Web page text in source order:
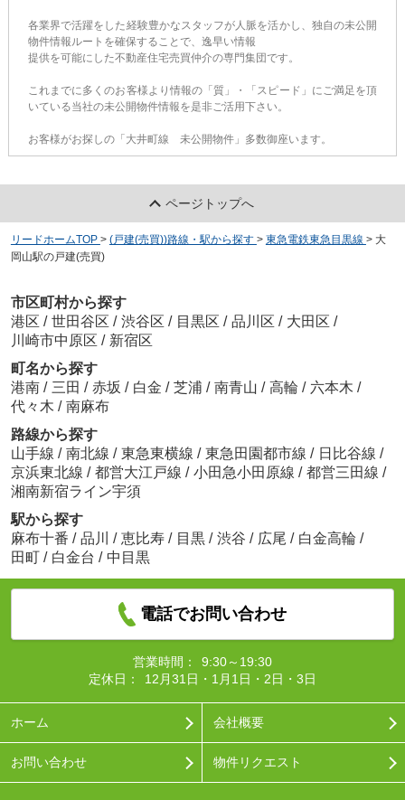
各業界で活躍をした経験豊かなスタッフが人脈を活かし、独自の未公開
物件情報ルートを確保することで、逸早い情報
提供を可能にした不動産住宅売買仲介の専門集団です。
これまでに多くのお客様より情報の「質」・「スピード」にご満足を頂
いている当社の未公開物件情報を是非ご活用下さい。
お客様がお探しの「大井町線 未公開物件」多数御座います。
ページトップへ
リードホームTOP > (戸建(売買))路線・駅から探す > 東急電鉄東急目黒線 > 大
岡山駅の戸建(売買)
市区町村から探す
港区 / 世田谷区 / 渋谷区 / 目黒区 / 品川区 / 大田区 /
川崎市中原区 / 新宿区
町名から探す
港南 / 三田 / 赤坂 / 白金 / 芝浦 / 南青山 / 高輪 / 六本木 /
代々木 / 南麻布
路線から探す
山手線 / 南北線 / 東急東横線 / 東急田園都市線 / 日比谷線 /
京浜東北線 / 都営大江戸線 / 小田急小田原線 / 都営三田線 /
湘南新宿ライン宇須
駅から探す
麻布十番 / 品川 / 恵比寿 / 目黒 / 渋谷 / 広尾 / 白金高輪 /
田町 / 白金台 / 中目黒
電話でお問い合わせ
営業時間：
9:30～19:30
定休日：
12月31日・1月1日・2日・3日
ホーム 会社概要
お問い合わせ 物件リクエスト